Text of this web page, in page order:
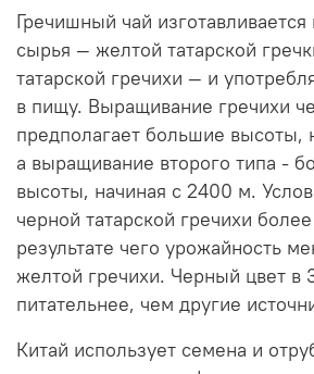
Гречишный чай изготавливается
сырья — желтой татарской
татарской гречихи — и
в пищу. Выращивание гречихи
предполагает большие высоты,
а выращивание второго типа -
высоты, начиная с 2400 м.
черной татарской гречихи
результате чего урожайность
желтой гречихи. Черный цвет в
питательнее, чем другие
Китай использует семена и